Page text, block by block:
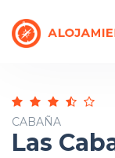
CABAÑA
Las